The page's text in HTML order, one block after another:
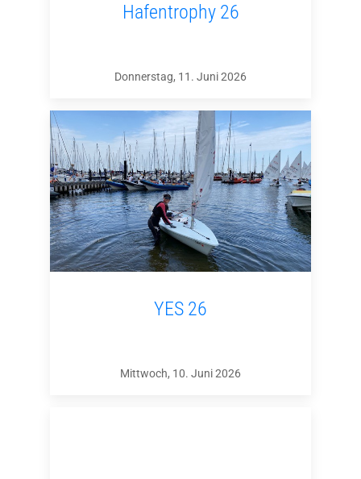
Hafentrophy 26
Donnerstag, 11. Juni 2026
YES 26
Mittwoch, 10. Juni 2026